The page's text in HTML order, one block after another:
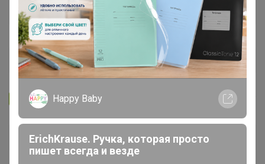
Запомнить Забыли пароль?
Войти
Happy Baby
ErichKrause. Ручка, которая просто
пишет всегда и везде